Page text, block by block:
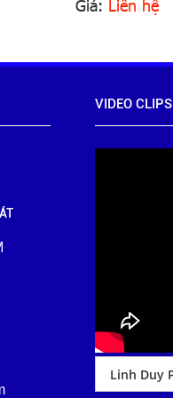
Giá: Liên hệ
VIDEO CLIPS